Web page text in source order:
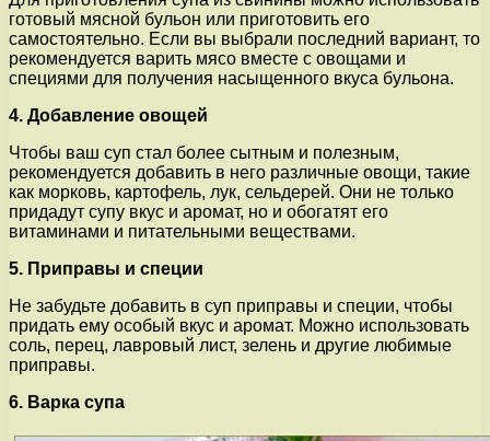
готовый мясной бульон или приготовить его
самостоятельно. Если вы выбрали последний вариант, то
рекомендуется варить мясо вместе с овощами и
специями для получения насыщенного вкуса бульона.
4. Добавление овощей
Чтобы ваш суп стал более сытным и полезным,
рекомендуется добавить в него различные овощи, такие
как морковь, картофель, лук, сельдерей. Они не только
придадут супу вкус и аромат, но и обогатят его
витаминами и питательными веществами.
5. Приправы и специи
Не забудьте добавить в суп приправы и специи, чтобы
придать ему особый вкус и аромат. Можно использовать
соль, перец, лавровый лист, зелень и другие любимые
приправы.
6. Варка супа